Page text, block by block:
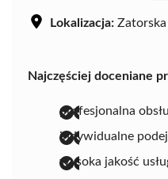
Lokalizacja:
Najczęściej doceniane
profesjonalna
indywidualne
wysoka jakość